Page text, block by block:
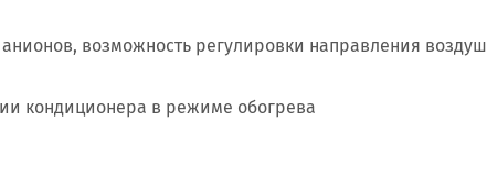
возможность регулировки направления
кондиционера в режиме обогрева